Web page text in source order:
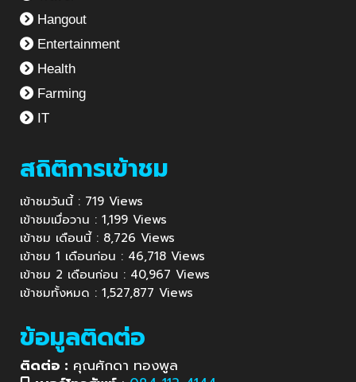
Hangout
Entertainment
Health
Farming
IT
สถิติการเข้าชม
เข้าชมวันนี้ : 719 Views
เข้าชมเมื่อวาน : 1,199 Views
เข้าชม เดือนนี้ : 8,726 Views
เข้าชม 1 เดือนก่อน : 46,718 Views
เข้าชม 2 เดือนก่อน : 40,967 Views
เข้าชมทั้งหมด : 1,527,877 Views
ข้อมูลติดต่อ
ติดต่อ : คุณศักดา ทองพูล